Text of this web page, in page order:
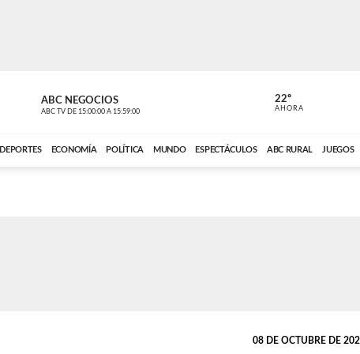
ABC NEGOCIOS
ABC TV DE 15:00:00 A 15:59:00 ABC CARDINAL
22º
AHORA
DEPORTES ECONOMÍA POLÍTICA MUNDO ESPECTÁCULOS ABC RURAL JUEGOS
08 DE OCTUBRE DE